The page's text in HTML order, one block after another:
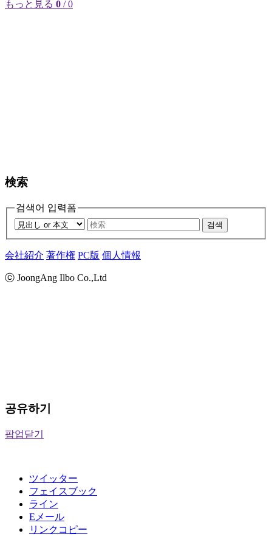
もっと見る 0 / 0
検索
검색어 입력폼
검색
会社紹介 著作権 PC版 個人情報
ⓒ JoongAng Ilbo Co.,Ltd
공유하기
팝업닫기
ツイッター
フェイスブック
ライン
Eメール
リンクコピー